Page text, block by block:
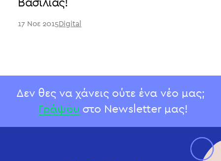
Βασιλιας!
17 Νοε 2015Digital
Δεν θες να χάνεις ούτε ένα νέο μας;
Γράψου στο Newsletter μας!